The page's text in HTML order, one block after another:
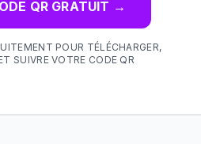
QR GRATUIT →
POUR TÉLÉCHARGER,
SUIVRE VOTRE CODE QR